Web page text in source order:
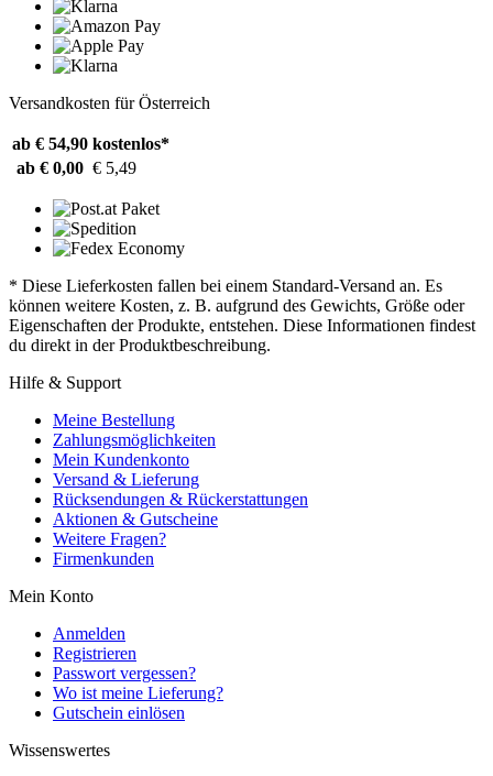
Versandkosten für Österreich
ab € 54,90 kostenlos*
ab € 0,00 € 5,49
* Diese Lieferkosten fallen bei einem Standard-Versand an. Es
können weitere Kosten, z. B. aufgrund des Gewichts, Größe oder
Eigenschaften der Produkte, entstehen. Diese Informationen findest
du direkt in der Produktbeschreibung.
Hilfe & Support
Meine Bestellung
Zahlungsmöglichkeiten
Mein Kundenkonto
Versand & Lieferung
Rücksendungen & Rückerstattungen
Aktionen & Gutscheine
Weitere Fragen?
Firmenkunden
Mein Konto
Anmelden
Registrieren
Passwort vergessen?
Wo ist meine Lieferung?
Gutschein einlösen
Wissenswertes